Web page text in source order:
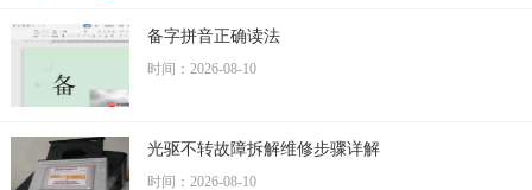
备字拼音正确读法
时间：2026-08-10
光驱不转故障拆解维修步骤详解
时间：2026-08-10